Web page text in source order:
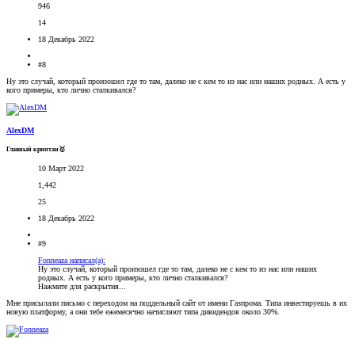
946
14
18 Декабрь 2022
#8
Ну это случай, который произошел где то там, далеко не с кем то из нас или наших родных. А есть у
кого примеры, кто лично сталкивался?
AlexDM
Главный криптан🥇
10 Март 2022
1,442
25
18 Декабрь 2022
#9
Fonneaza написал(а):
Ну это случай, который произошел где то там, далеко не с кем то из нас или наших
родных. А есть у кого примеры, кто лично сталкивался?
Нажмите для раскрытия...
Мне присылали письмо с переходом на поддельный сайт от имени Газпрома. Типа инвестируешь в их
новую платформу, а они тебе ежемесячно начисляют типа дивидендов около 30%.